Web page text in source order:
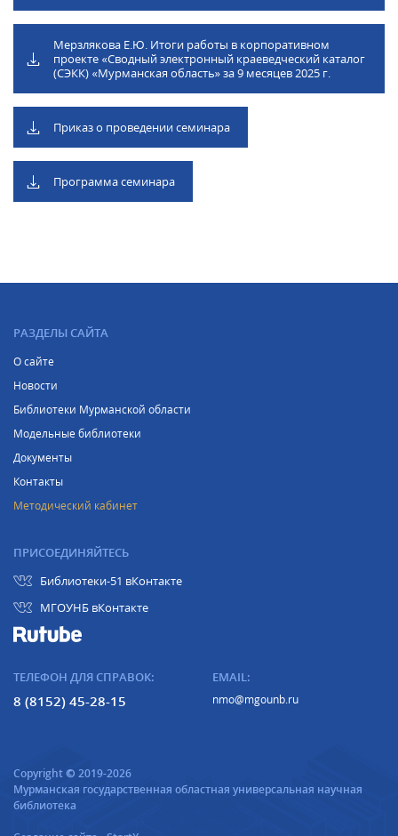
Мерзлякова Е.Ю. Итоги работы в корпоративном
проекте «Сводный электронный краеведческий каталог
(СЭКК) «Мурманская область» за 9 месяцев 2025 г.
Приказ о проведении семинара
Программа семинара
РАЗДЕЛЫ САЙТА
О сайте
Новости
Библиотеки Мурманской области
Модельные библиотеки
Документы
Контакты
Методический кабинет
ПРИСОЕДИНЯЙТЕСЬ
Библиотеки-51 вКонтакте
МГОУНБ вКонтакте
Copyright © 2019-2026
Мурманская государственная областная универсальная научная
библиотека
ТЕЛЕФОН ДЛЯ СПРАВОК:
8 (8152) 45-28-15
EMAIL:
nmo@mgounb.ru